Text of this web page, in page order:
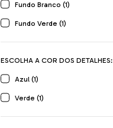
Fundo Branco (1)
Fundo Verde (1)
ESCOLHA A COR DOS DETALHES:
Azul (1)
Verde (1)